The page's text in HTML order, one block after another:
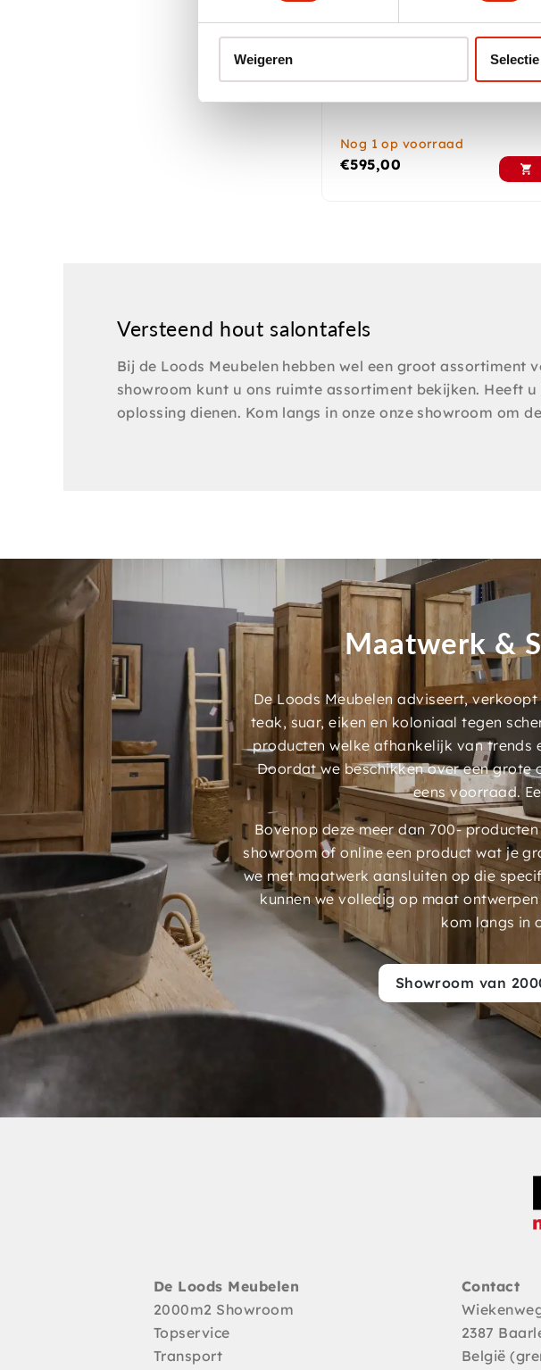
Weigeren
versteend houten salontafel
set van 2
Nog 1 op voorraad
€595,00
Versteend hout salontafels
Bij de Loods Meubelen hebben wel een groot assortiment
showroom kunt u ons ruimte assortiment bekijken. Heeft
oplossing dienen. Kom langs in onze onze showroom om
Maatwerk &
De Loods Meubelen adviseert,
teak, suar, eiken en koloniaal tegen
producten welke afhankelijk van trends
Doordat we beschikken over een
eens voorraad.
Bovenop deze meer dan 700-
showroom of online een product wat je
we met maatwerk aansluiten op die
kunnen we volledig op maat
kom langs in
Showroom van
De Loods Meubelen
2000m2 Showroom
Topservice
Transport
Contact
2387
België